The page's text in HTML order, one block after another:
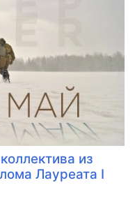
из
Лауреата I